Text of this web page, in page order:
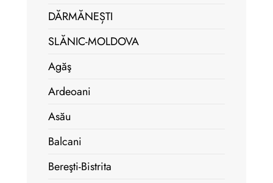
DĂRMĂNEȘTI
SLĂNIC-MOLDOVA
Agăş
Ardeoani
Asău
Balcani
Bereşti-Bistrita